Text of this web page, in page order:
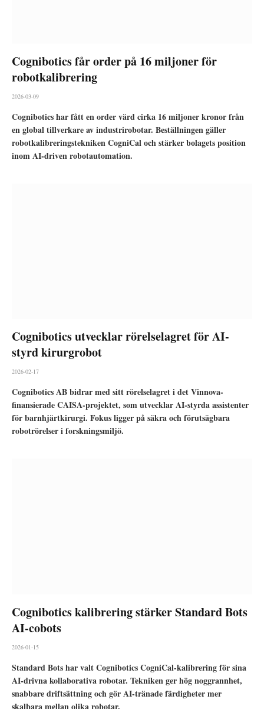
Cognibotics får order på 16 miljoner för
robotkalibrering
2026-03-09
Cognibotics har fått en order värd cirka 16 miljoner kronor från
en global tillverkare av industrirobotar. Beställningen gäller
robotkalibreringstekniken CogniCal och stärker bolagets position
inom AI-driven robotautomation.
Cognibotics utvecklar rörelselagret för AI-
styrd kirurgrobot
2026-02-17
Cognibotics AB bidrar med sitt rörelselagret i det Vinnova-
finansierade CAISA-projektet, som utvecklar AI-styrda assistenter
för barnhjärtkirurgi. Fokus ligger på säkra och förutsägbara
robotrörelser i forskningsmiljö.
Cognibotics kalibrering stärker Standard Bots
AI-cobots
2026-01-15
Standard Bots har valt Cognibotics CogniCal-kalibrering för sina
AI-drivna kollaborativa robotar. Tekniken ger hög noggrannhet,
snabbare driftsättning och gör AI-tränade färdigheter mer
skalbara mellan olika robotar.